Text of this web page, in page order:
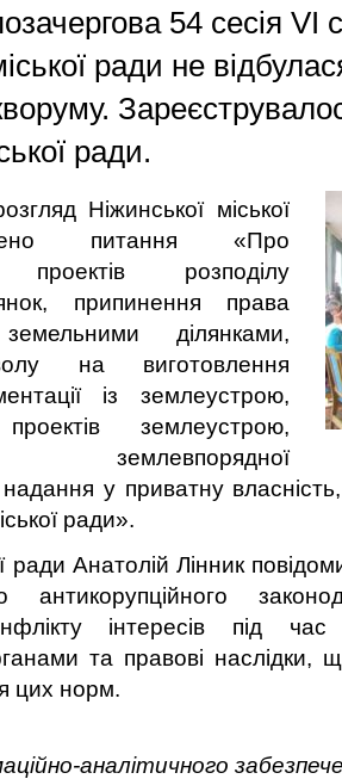
54 сесія VI
ради не
ради.
Ніжинської міської
питання «Про
проектів розподілу
припинення права
ділянками,
на виготовлення
із землеустрою,
землеустрою,
землевпорядної
надання у приватну
ради».
ради Анатолій Лінник
антикорупційного
інтересів під
та правові наслідки,
цих норм.
аналітичного